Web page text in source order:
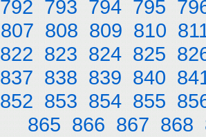
792 793 794 795
807 808 809 810
822 823 824 825
837 838 839 840
852 853 854 855
865 866 867 868